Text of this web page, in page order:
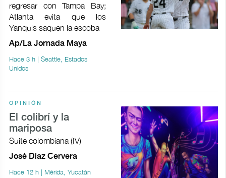
regresar con Tampa Bay;
Atlanta evita que los
Yanquis saquen la escoba
Ap/La Jornada Maya
Hace 3 h | Seattle, Estados
Unidos
OPINIÓN
El colibrí y la
mariposa
Suite colombiana (IV)
José Díaz Cervera
Hace 12 h | Mérida, Yucatán